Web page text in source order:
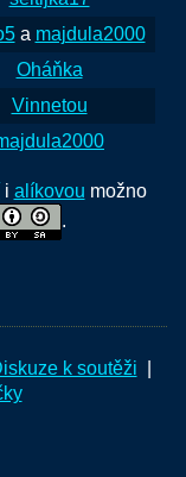
a majdula2000
Oháňka
Vinnetou
i alíkovou možno
.
k soutěži